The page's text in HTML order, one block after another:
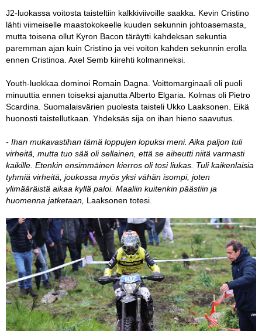
J2-luokassa voitosta taisteltiin kalkkiviivoille saakka. Kevin Cristino
lähti viimeiselle maastokokeelle kuuden sekunnin johtoasemasta,
mutta toisena ollut Kyron Bacon täräytti kahdeksan sekuntia
paremman ajan kuin Cristino ja vei voiton kahden sekunnin erolla
ennen Cristinoa. Axel Semb kiirehti kolmanneksi.
Youth-luokkaa dominoi Romain Dagna. Voittomarginaali oli puoli
minuuttia ennen toiseksi ajanutta Alberto Elgaria. Kolmas oli Pietro
Scardina. Suomalaisvärien puolesta taisteli Ukko Laaksonen. Eikä
huonosti taistellutkaan. Yhdeksäs sija on ihan hieno saavutus.
- Ihan mukavastihan tämä loppujen lopuksi meni. Aika paljon tuli
virheitä, mutta tuo sää oli sellainen, että se aiheutti niitä varmasti
kaikille. Etenkin ensimmäinen kierros oli tosi liukas. Tuli kaikenlaisia
tyhmiä virheitä, joukossa myös yksi vähän isompi, joten
ylimääräistä aikaa kyllä paloi. Maaliin kuitenkin päästiin ja
huomenna jatketaan, Laaksonen totesi.